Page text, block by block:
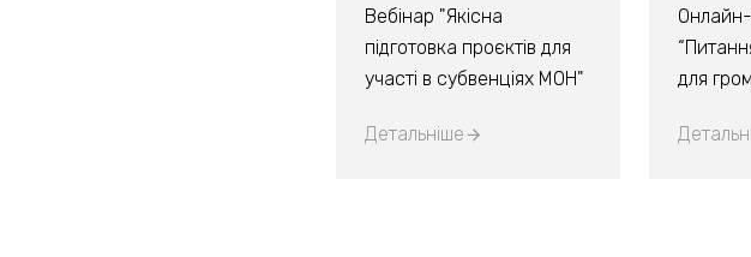
Вебінар "Якісна
підготовка проєктів для
участі в субвенціях МОН"
Детальніше
Онлайн-
для